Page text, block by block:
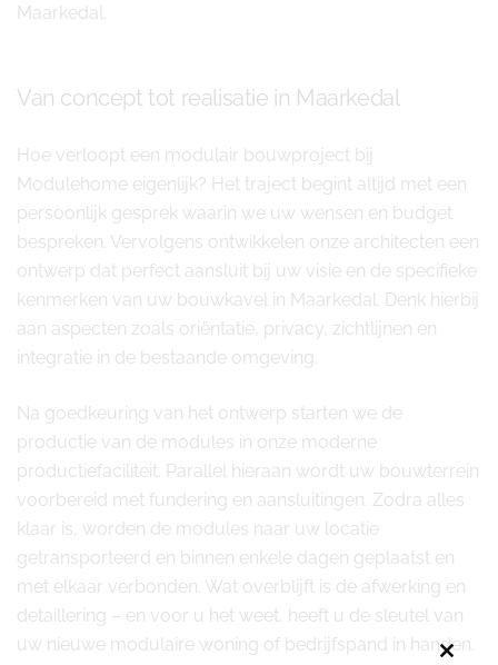
Maarkedal.
Van concept tot realisatie in Maarkedal
Hoe verloopt een modulair bouwproject bij
Modulehome eigenlijk? Het traject begint altijd met een
persoonlijk gesprek waarin we uw wensen en budget
bespreken. Vervolgens ontwikkelen onze architecten een
ontwerp dat perfect aansluit bij uw visie en de specifieke
kenmerken van uw bouwkavel in Maarkedal. Denk hierbij
aan aspecten zoals oriëntatie, privacy, zichtlijnen en
integratie in de bestaande omgeving.
Na goedkeuring van het ontwerp starten we de
productie van de modules in onze moderne
productiefaciliteit. Parallel hieraan wordt uw bouwterrein
voorbereid met fundering en aansluitingen. Zodra alles
klaar is, worden de modules naar uw locatie
getransporteerd en binnen enkele dagen geplaatst en
met elkaar verbonden. Wat overblijft is de afwerking en
detaillering – en voor u het weet, heeft u de sleutel van
uw nieuwe modulaire woning of bedrijfspand in handen.